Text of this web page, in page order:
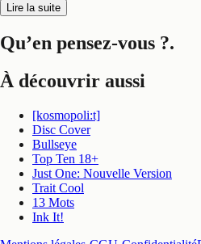
Lire la suite
Qu’en pensez-vous ?.
À découvrir aussi
[kosmopoli:t]
Disc Cover
Bullseye
Top Ten 18+
Just One: Nouvelle Version
Trait Cool
13 Mots
Ink It!